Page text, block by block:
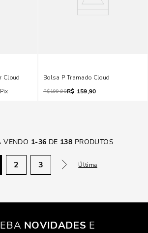
Cloud
Pix
Bolsa P Tramado Cloud
R$199,90R$ 159,90
VENDO 1-36 DE 138 PRODUTOS
2 3 Última
NOVIDADES E